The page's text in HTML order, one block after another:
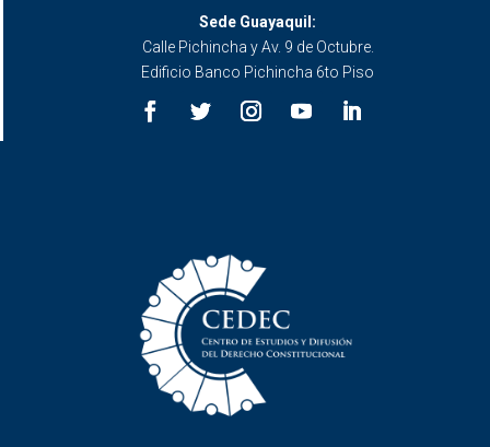
Sede Guayaquil:
Calle Pichincha y Av. 9 de Octubre.
Edificio Banco Pichincha 6to Piso